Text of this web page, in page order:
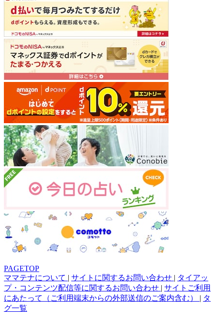
PAGETOP
ママテナについて | サイトに関するお問い合わせ | タイアッ
プ・コンテンツ配信等に関するお問い合わせ | サイトご利用
にあたって（ご利用端末からの外部送信のご案内含む） | タ
グ一覧